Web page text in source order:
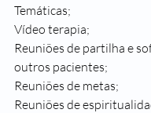
Temáticas;
Vídeo terapia;
Reuniões de partilha e
outros pacientes;
Reuniões de metas;
Reuniões de